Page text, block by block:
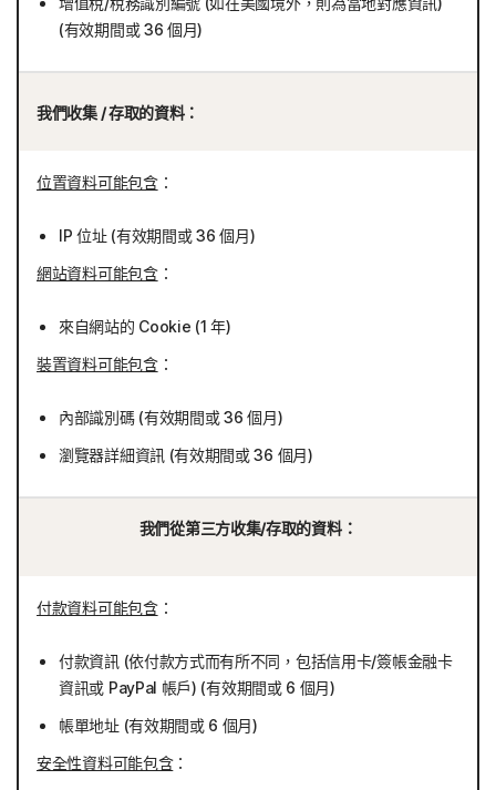
(有效期間或 36 個月)
我們收集 / 存取的資料：
位置資料可能包含：
IP 位址 (有效期間或 36 個月)
網站資料可能包含：
來自網站的 Cookie (1 年)
裝置資料可能包含：
內部識別碼 (有效期間或 36 個月)
瀏覽器詳細資訊 (有效期間或 36 個月)
我們從第三方收集/存取的資料：
付款資料可能包含：
付款資訊 (依付款方式而有所不同，包括信用卡/簽帳金融卡
資訊或 PayPal 帳戶) (有效期間或 6 個月)
帳單地址 (有效期間或 6 個月)
安全性資料可能包含：